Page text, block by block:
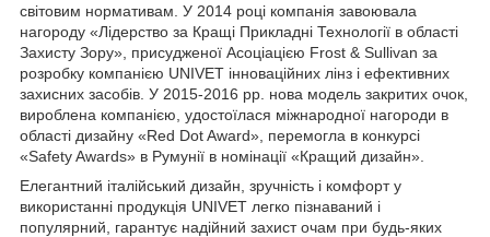
світовим нормативам. У 2014 році компанія завоювала
нагороду «Лідерство за Кращі Прикладні Технології в області
Захисту Зору», присудженої Асоціацією Frost & Sullivan за
розробку компанією UNIVET інноваційних лінз і ефективних
захисних засобів. У 2015-2016 рр. нова модель закритих очок,
вироблена компанією, удостоїлася міжнародної нагороди в
області дизайну «Red Dot Award», перемогла в конкурсі
«Safety Awards» в Румунії в номінації «Кращий дизайн».
Елегантний італійський дизайн, зручність і комфорт у
використанні продукція UNIVET легко пізнаваний і
популярний, гарантує надійний захист очам при будь-яких